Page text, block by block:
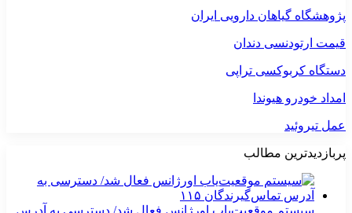
پژوهشگاه گیاهان دارویی ایران
قیمت ارتودنسی دندان
دستگاه کربوکسی تراپی
امداد خودرو هیوندا
عمل تیروئید
پربازدیدترین مطالب
سیستم موقعیت‌یاب اورژانس فعال شد/ دسترسی به آدرس